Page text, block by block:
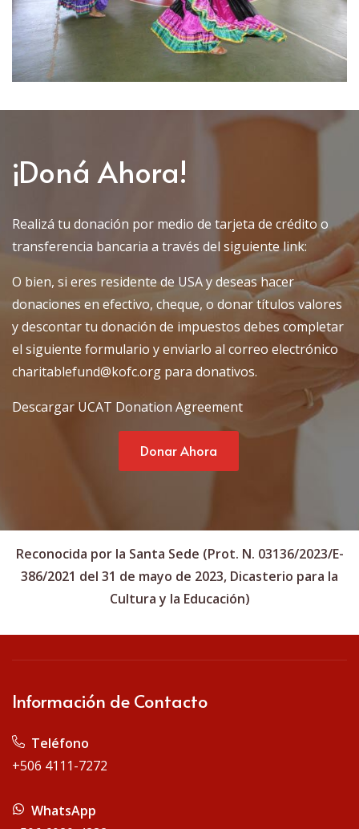
¡Doná Ahora!
Realizá tu donación por medio de tarjeta de crédito o
transferencia bancaria a través del siguiente link:
O bien, si eres residente de USA y deseas hacer
donaciones en efectivo, cheque, o donar títulos valores
y descontar tu donación de impuestos debes completar
el siguiente formulario y enviarlo al correo electrónico
charitablefund@kofc.org para donativos.
Descargar UCAT Donation Agreement
Donar Ahora
Reconocida por la Santa Sede (Prot. N. 03136/2023/E-
386/2021 del 31 de mayo de 2023, Dicasterio para la
Cultura y la Educación)
Información de Contacto
Teléfono
+506 4111-7272
WhatsApp